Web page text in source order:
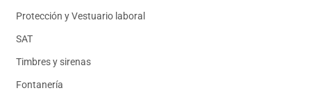
Protección y Vestuario laboral
SAT
Timbres y sirenas
Fontanería